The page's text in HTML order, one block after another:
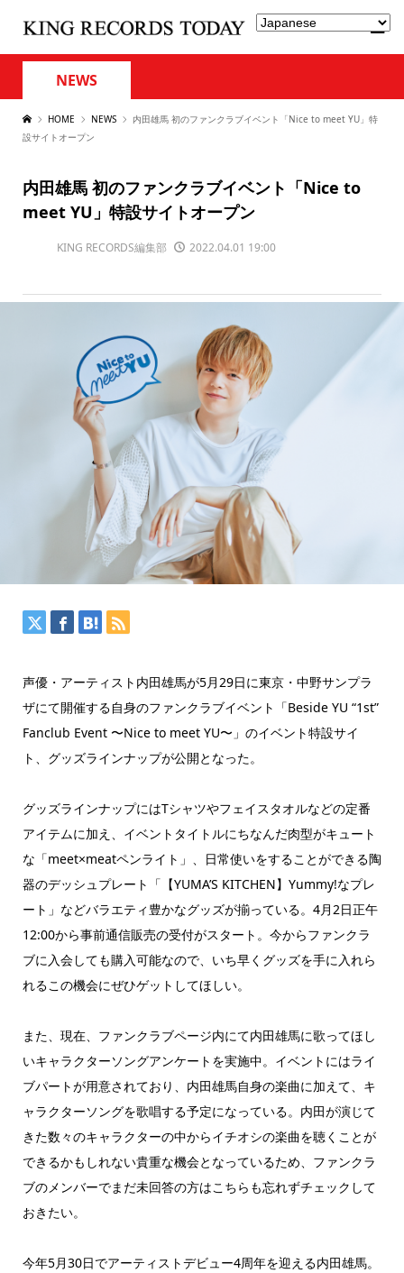
NEWS
HOME NEWS
内田雄馬 初のファンクラブイベント「Nice to meet YU」特
設サイトオープン
内田雄馬 初のファンクラブイベント「Nice to
meet YU」特設サイトオープン
KING RECORDS編集部 2022.04.01 19:00
声優・アーティスト内田雄馬が5月29日に東京・中野サンプラ
ザにて開催する自身のファンクラブイベント「Beside YU “1st”
Fanclub Event 〜Nice to meet YU〜」のイベント特設サイ
ト、グッズラインナップが公開となった。
グッズラインナップにはTシャツやフェイスタオルなどの定番
アイテムに加え、イベントタイトルにちなんだ肉型がキュート
な「meet×meatペンライト」、日常使いをすることができる陶
器のデッシュプレート「【YUMA’S KITCHEN】Yummy!なプレ
ート」などバラエティ豊かなグッズが揃っている。4月2日正午
12:00から事前通信販売の受付がスタート。今からファンクラ
ブに入会しても購入可能なので、いち早くグッズを手に入れら
れるこの機会にぜひゲットしてほしい。
また、現在、ファンクラブページ内にて内田雄馬に歌ってほし
いキャラクターソングアンケートを実施中。イベントにはライ
ブパートが用意されており、内田雄馬自身の楽曲に加えて、キ
ャラクターソングを歌唱する予定になっている。内田が演じて
きた数々のキャラクターの中からイチオシの楽曲を聴くことが
できるかもしれない貴重な機会となっているため、ファンクラ
ブのメンバーでまだ未回答の方はこちらも忘れずチェックして
おきたい。
今年5月30日でアーティストデビュー4周年を迎える内田雄馬。